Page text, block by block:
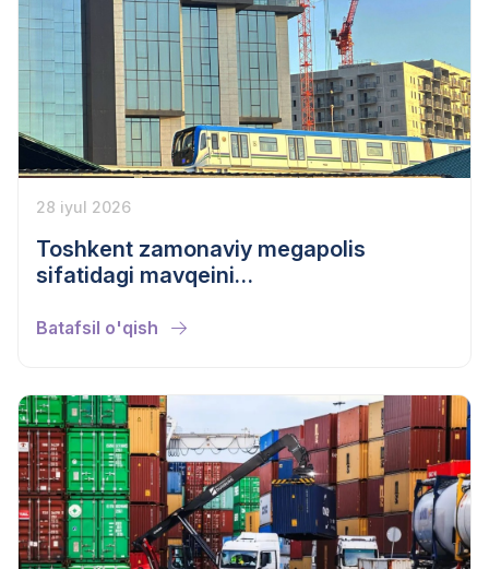
28 iyul 2026
Toshkent zamonaviy megapolis
sifatidagi mavqeini
Batafsil o'qish